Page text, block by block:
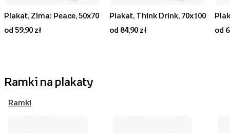
Plakat, Zima: Peace, 50x70
od 59,90 zł
Plakat, Think Drink, 70x100
od 84,90 zł
od
Ramki na plakaty
Ramki